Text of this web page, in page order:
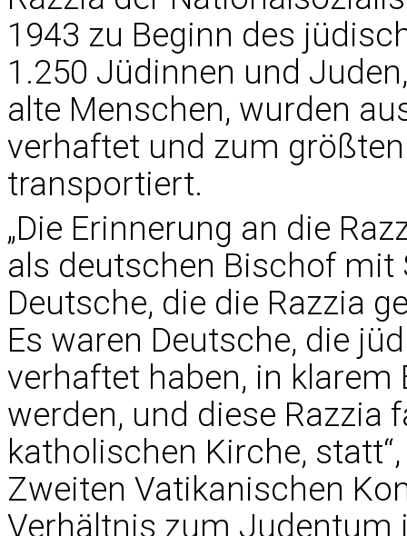
1943 zu Beginn des
1.250 Jüdinnen und
alte Menschen, wurden
verhaftet und zum
transportiert.
„Die Erinnerung an die
als deutschen Bischof mit
Deutsche, die die Razzia
Es waren Deutsche, die
verhaftet haben, in
werden, und diese Razzia
katholischen Kirche,
Zweiten Vatikanischen
Verhältnis zum Judentum